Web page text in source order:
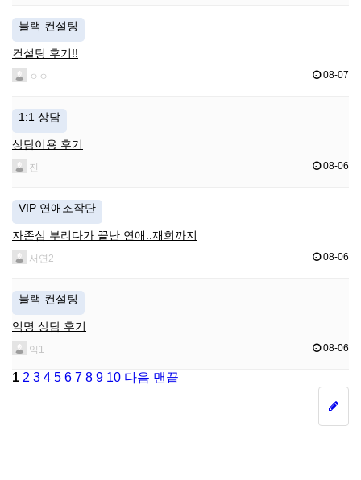
블랙 컨설팅
컨설팅 후기!!
ㅇㅇ 08-07
1:1 상담
상담이용 후기
진 08-06
VIP 연애조작단
자존심 부리다가 끝난 연애..재회까지
서연2 08-06
블랙 컨설팅
익명 상담 후기
익1 08-06
1 2 3 4 5 6 7 8 9 10 다음 맨끝